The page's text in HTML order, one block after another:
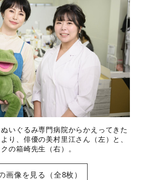
いぐるみ専門病院からかえってきた
り、俳優の美村里江さん（左）と、
の箱崎先生（右）。
画像を見る（全8枚）